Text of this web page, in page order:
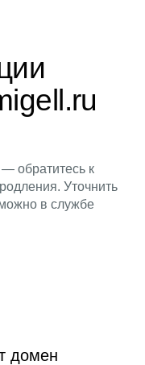
обратитесь к
Уточнить
в службе
домен